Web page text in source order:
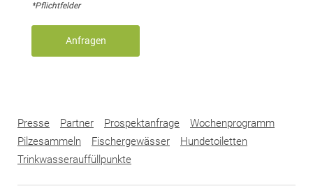
*Pflichtfelder
Anfragen
Presse Partner Prospektanfrage
Wochenprogramm
Pilzesammeln
Fischergewässer
Hundetoiletten
Trinkwasserauffüllpunkte